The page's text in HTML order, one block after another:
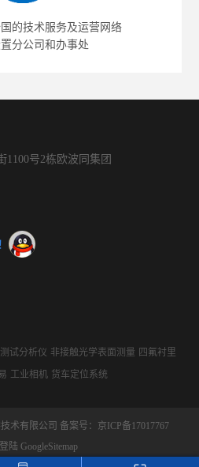
的技术服务及运营网络
分公司和办事处
号2栋欧波同集团
试分析仪 非接触光学表面测量 四氟衬里
工业相机 货车定位系统
术有限公司 备案号：京ICP备17017767
陆 GoogleSitemap